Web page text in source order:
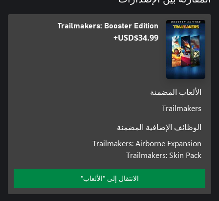
مع هذه حزمة الأشكال، ستحصل على فتح خمس أشكال جديدة يمكن
Trailmakers: Booster Edition
USD$34.99+
الألعاب المضمنة
Trailmakers
الوظائف الإضافية المضمنة
Trailmakers: Airborne Expansion
Trailmakers: Skin Pack
الانتقال إلى "الألعاب"